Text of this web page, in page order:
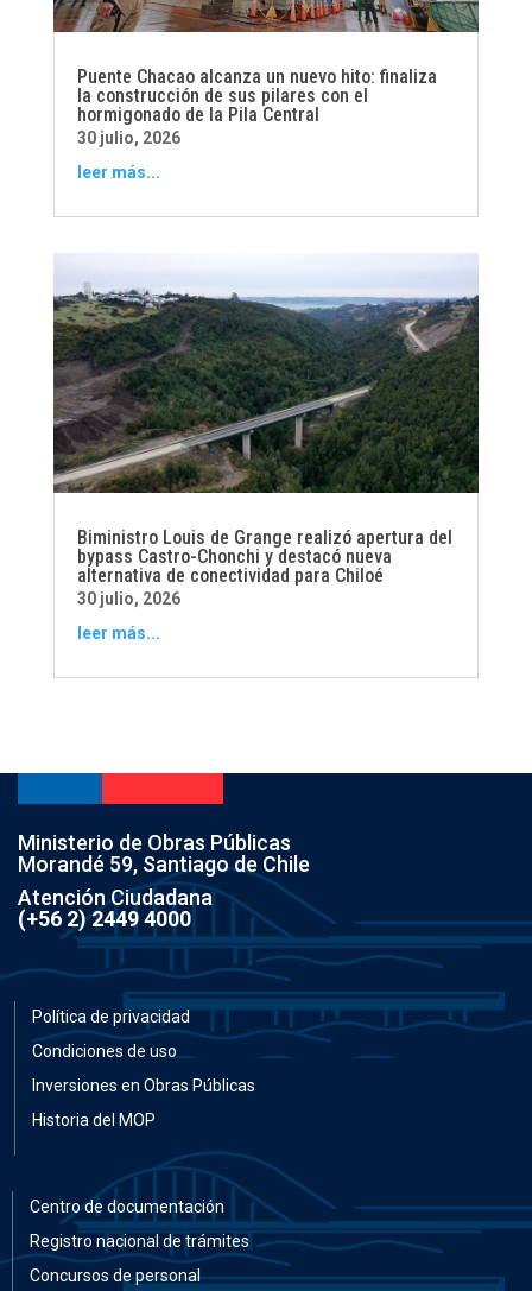
Puente Chacao alcanza un nuevo hito: finaliza
la construcción de sus pilares con el
hormigonado de la Pila Central
30 julio, 2026
leer más...
Biministro Louis de Grange realizó apertura del
bypass Castro-Chonchi y destacó nueva
alternativa de conectividad para Chiloé
30 julio, 2026
leer más...
Ministerio de Obras Públicas
Morandé 59, Santiago de Chile
Atención Ciudadana
(+56 2) 2449 4000
Política de privacidad
Condiciones de uso
Inversiones en Obras Públicas
Historia del MOP
Centro de documentación
Registro nacional de trámites
Concursos de personal